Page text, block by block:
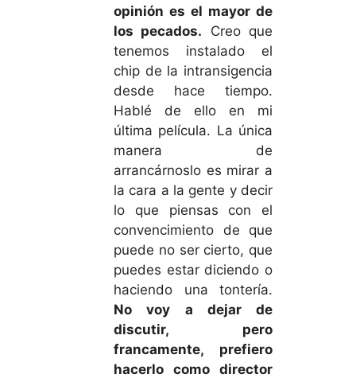
opinión es el mayor de
los pecados. Creo que
tenemos instalado el
chip de la intransigencia
desde hace tiempo.
Hablé de ello en mi
última película. La única
manera de
arrancárnoslo es mirar a
la cara a la gente y decir
lo que piensas con el
convencimiento de que
puede no ser cierto, que
puedes estar diciendo o
haciendo una tontería.
No voy a dejar de
discutir, pero
francamente, prefiero
hacerlo como director